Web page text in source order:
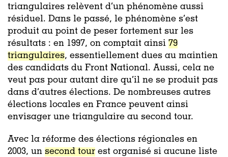
triangulaires relèvent d’un phénomène aussi
résiduel. Dans le passé, le phénomène s’est
produit au point de peser fortement sur les
résultats : en 1997, on comptait ainsi 79
triangulaires, essentiellement dues au maintien
des candidats du Front National. Aussi, cela ne
veut pas pour autant dire qu’il ne se produit pas
dans d’autres élections. De nombreuses autres
élections locales en France peuvent ainsi
envisager une triangulaire au second tour.
Avec la réforme des élections régionales en
2003, un second tour est organisé si aucune liste